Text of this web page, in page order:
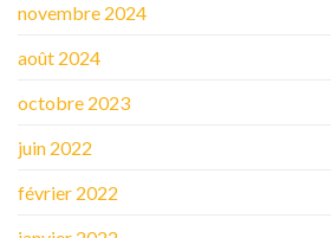
novembre 2024
août 2024
octobre 2023
juin 2022
février 2022